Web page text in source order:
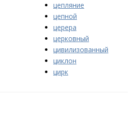
цепляние
цепной
церера
церковный
цивилизованный
циклон
цирк